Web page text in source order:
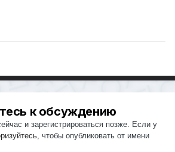
к обсуждению
и зарегистрироваться позже. Если у
, чтобы опубликовать от имени